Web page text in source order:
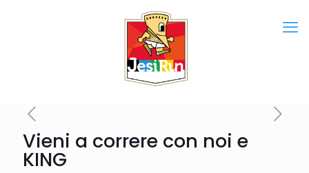
Vieni a correre con noi e
KING